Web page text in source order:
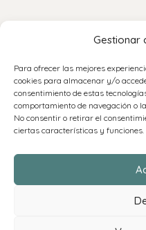
Gestionar
Para ofrecer las mejores
cookies para almacenar y/o
consentimiento de estas
comportamiento de navegación o
No consentir o retirar el
ciertas características y funciones.
Política
Política